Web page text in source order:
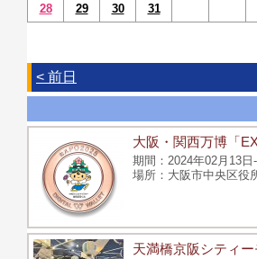
28
29 30 31
< 前日
大阪・関西万博「
2024年02月13日
大阪市中央区役
天満橋京阪シティ